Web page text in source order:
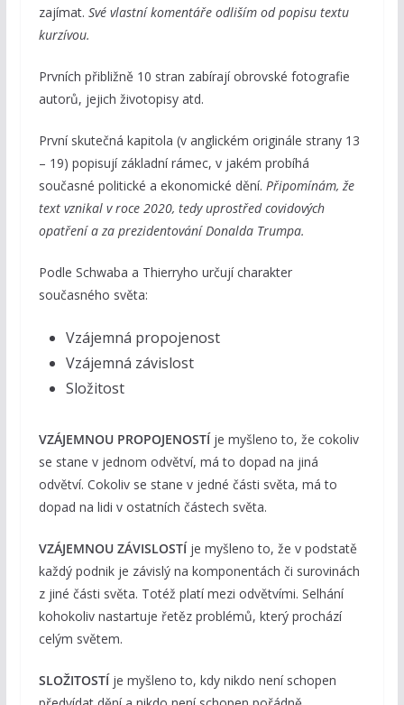
zajímat. Své vlastní komentáře odliším od popisu textu
kurzívou.
Prvních přibližně 10 stran zabírají obrovské fotografie
autorů, jejich životopisy atd.
První skutečná kapitola (v anglickém originále strany 13
– 19) popisují základní rámec, v jakém probíhá
současné politické a ekonomické dění. Připomínám, že
text vznikal v roce 2020, tedy uprostřed covidových
opatření a za prezidentování Donalda Trumpa.
Podle Schwaba a Thierryho určují charakter
současného světa:
Vzájemná propojenost
Vzájemná závislost
Složitost
VZÁJEMNOU PROPOJENOSTÍje myšleno to, že cokoliv
se stane v jednom odvětví, má to dopad na jiná
odvětví. Cokoliv se stane v jedné části světa, má to
dopad na lidi v ostatních částech světa.
VZÁJEMNOU ZÁVISLOSTÍje myšleno to, že v podstatě
každý podnik je závislý na komponentách či surovinách
z jiné části světa. Totéž platí mezi odvětvími. Selhání
kohokoliv nastartuje řetěz problémů, který prochází
celým světem.
SLOŽITOSTÍ je myšleno to, kdy nikdo není schopen